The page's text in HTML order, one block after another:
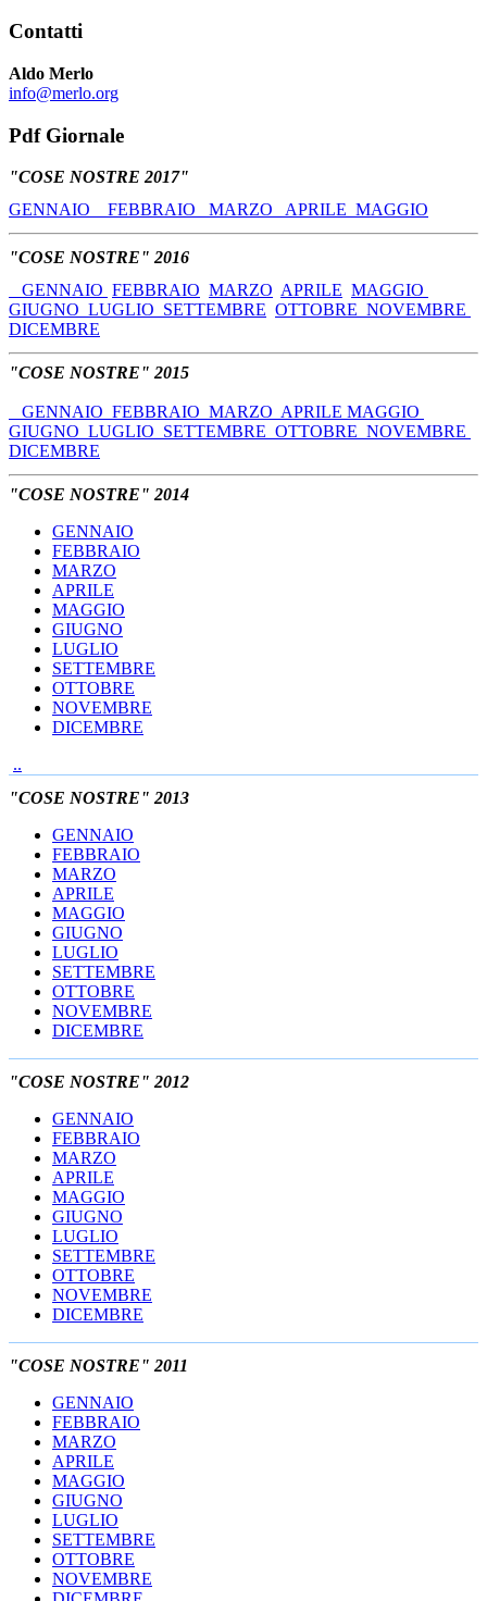
Contatti
Aldo Merlo
info@merlo.org
Pdf Giornale
"COSE NOSTRE 2017"
GENNAIO FEBBRAIO MARZO APRILE MAGGIO
"COSE NOSTRE" 2016
GENNAIO FEBBRAIO MARZO APRILE MAGGIO
GIUGNO LUGLIO SETTEMBRE OTTOBRE NOVEMBRE
DICEMBRE
"COSE NOSTRE" 2015
GENNAIO FEBBRAIO MARZO APRILE MAGGIO
GIUGNO LUGLIO SETTEMBRE OTTOBRE NOVEMBRE
DICEMBRE
"COSE NOSTRE" 2014
GENNAIO
FEBBRAIO
MARZO
APRILE
MAGGIO
GIUGNO
LUGLIO
SETTEMBRE
OTTOBRE
NOVEMBRE
DICEMBRE
..
"COSE NOSTRE" 2013
GENNAIO
FEBBRAIO
MARZO
APRILE
MAGGIO
GIUGNO
LUGLIO
SETTEMBRE
OTTOBRE
NOVEMBRE
DICEMBRE
"COSE NOSTRE" 2012
GENNAIO
FEBBRAIO
MARZO
APRILE
MAGGIO
GIUGNO
LUGLIO
SETTEMBRE
OTTOBRE
NOVEMBRE
DICEMBRE
"COSE NOSTRE" 2011
GENNAIO
FEBBRAIO
MARZO
APRILE
MAGGIO
GIUGNO
LUGLIO
SETTEMBRE
OTTOBRE
NOVEMBRE